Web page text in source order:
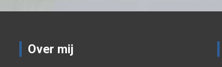
Over mij